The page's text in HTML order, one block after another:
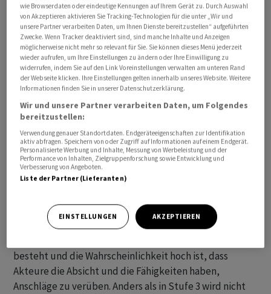
Bei islamfeindlichen Aktionen waren in Stockholm
zuletzt mehrmals Exemplare des Korans angezündet
oder anderweitig geschändet worden. Wütende
Proteste in muslimisch geprägten Ländern waren die
Folge, unter anderem wurde die schwedische Botschaft
in der irakischen Hauptstadt Bagdad angegriffen. Das
Terrornetzwerk Al-Kaida hatte mit Blick auf die
Koranverbrennungen zuletzt in einer mutmasslichen
Stellungnahme zu Anschlägen aufgerufen.
Anwärterland Schweden, wobei von Stufe 5 noch nie
Gebrauch gemacht wurde. Stufe 4 bedeutet, dass nach
besteht und die Wahrscheinlichkeit hoch ist, dass
Akteure die Absicht und die Fähigkeiten haben,
Anschläge zu verüben. Anders als in Stufe 3 wird nicht
wie Browserdaten oder eindeutige Kennungen auf Ihrem Gerät zu. Durch Auswahl
von Akzeptieren aktivieren Sie Tracking-Technologien für die unter „Wir und
unsere Partner verarbeiten Daten, um Ihnen Dienste bereitzustellen“ aufgeführten
Zwecke. Wenn Tracker deaktiviert sind, sind manche Inhalte und Anzeigen
möglicherweise nicht mehr so relevant für Sie. Sie können dieses Menü jederzeit
wieder aufrufen, um Ihre Einstellungen zu ändern oder Ihre Einwilligung zu
widerrufen, indem Sie auf den Link Voreinstellungen verwalten am unteren Rand
der Webseite klicken. Ihre Einstellungen gelten innerhalb unseres Website. Weitere
Informationen finden Sie in unserer Datenschutzerklärung.
Wir und unsere Partner verarbeiten Daten, um Folgendes
bereitzustellen:
Verwendung genauer Standortdaten. Endgeräteeigenschaften zur Identifikation
aktiv abfragen. Speichern von oder Zugriff auf Informationen auf einem Endgerät.
Personalisierte Werbung und Inhalte, Messung von Werbeleistung und der
Performance von Inhalten, Zielgruppenforschung sowie Entwicklung und
Verbesserung von Angeboten.
Liste der Partner (Lieferanten)
EINSTELLUNGEN AKZEPTIEREN